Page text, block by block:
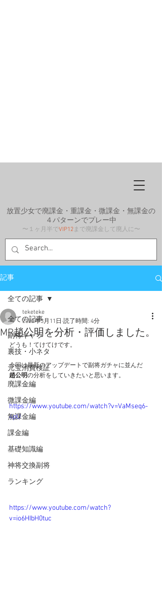
放置少女で廃課金・重課金・微課金・無課金の
４パターンでプレー中
〜１ヶ月半でVIP12まで廃課金して廃人に〜
記事
全ての記事
副将キャラ
裏技・小ネタ
元宝消費検証
廃課金編
微課金編
無課金編
課金編
基礎知識編
神将交換副将
ランキング
全ての記事
MR趙公明を分析・評価しました。
teketeke
2022年3月11日 読了時間: 4分
どうも！てけてけです。
今回は最新のアップデートで副将ガチャに並んだ
趙公明の分析をしていきたいと思います。
https://www.youtube.com/watch?v=VaMseq6-
4pU
https://www.youtube.com/watch?
v=io6HIbH0tuc